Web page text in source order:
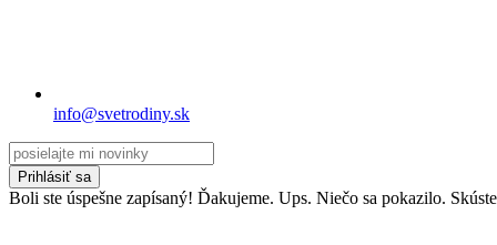
info@svetrodiny.sk
Prihlásiť sa
Boli ste úspešne zapísaný! Ďakujeme. Ups. Niečo sa pokazilo.